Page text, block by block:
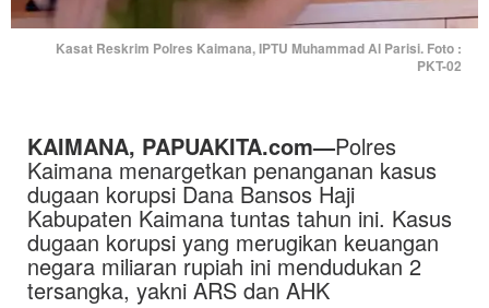
Kasat Reskrim Polres Kaimana, IPTU Muhammad Al Parisi. Foto :
PKT-02
KAIMANA, PAPUAKITA.com—Polres
Kaimana menargetkan penanganan kasus
dugaan korupsi Dana Bansos Haji
Kabupaten Kaimana tuntas tahun ini. Kasus
dugaan korupsi yang merugikan keuangan
negara miliaran rupiah ini mendudukan 2
tersangka, yakni ARS dan AHK